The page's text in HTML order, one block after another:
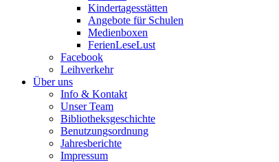
Kindertagesstätten
Angebote für Schulen
Medienboxen
FerienLeseLust
Facebook
Leihverkehr
Über uns
Info & Kontakt
Unser Team
Bibliotheksgeschichte
Benutzungsordnung
Jahresberichte
Impressum